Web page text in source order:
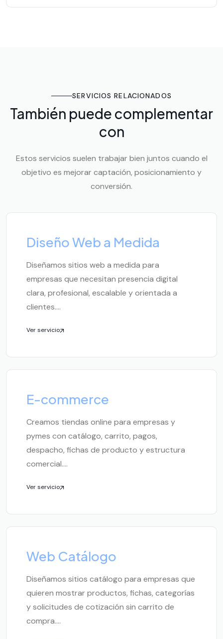
SERVICIOS RELACIONADOS
También puede complementar
con
Estos servicios suelen trabajar bien juntos cuando el
objetivo es mejorar captación, posicionamiento y
conversión.
Diseño Web a Medida
Diseñamos sitios web a medida para
empresas que necesitan presencia digital
clara, profesional, escalable y orientada a
clientes....
Ver servicio
E-commerce
Creamos tiendas online para empresas y
pymes con catálogo, carrito, pagos,
despacho, fichas de producto y estructura
comercial....
Ver servicio
Web Catálogo
Diseñamos sitios catálogo para empresas que
quieren mostrar productos, fichas, categorías
y solicitudes de cotización sin carrito de
compra....